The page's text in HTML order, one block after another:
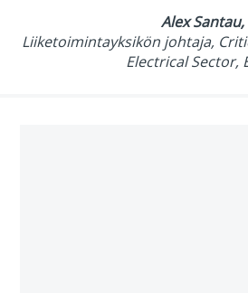
Alex Santau,
Liiketoimintayksikön johtaja,
Electrical Sector,